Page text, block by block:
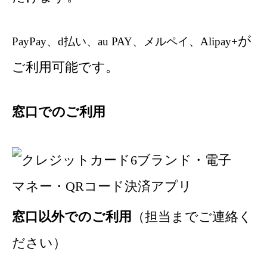
PayPay、d払い、au PAY、メルペイ、Alipay+が
ご利用可能です。
窓口でのご利用
窓口以外でのご利用
（担当までご連絡く
ださい）